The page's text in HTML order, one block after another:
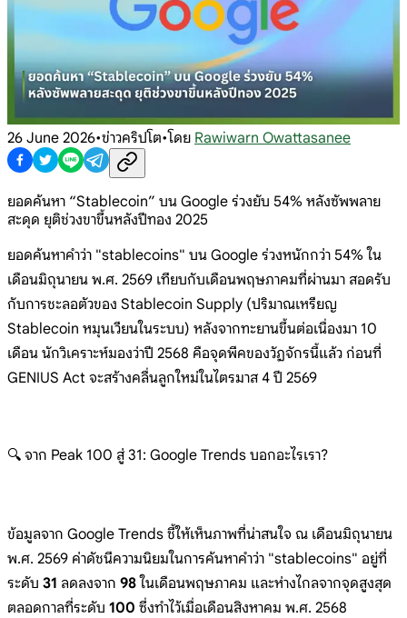
26 June 2026•ข่าวคริปโต•โดย Rawiwarn Owattasanee
ยอดค้นหา “Stablecoin” บน Google ร่วงยับ 54% หลังซัพพลาย
สะดุด ยุติช่วงขาขึ้นหลังปีทอง 2025
ยอดค้นหาคำว่า "stablecoins" บน Google ร่วงหนักกว่า 54% ใน
เดือนมิถุนายน พ.ศ. 2569 เทียบกับเดือนพฤษภาคมที่ผ่านมา สอดรับ
กับการชะลอตัวของ Stablecoin Supply (ปริมาณเหรียญ
Stablecoin หมุนเวียนในระบบ) หลังจากทะยานขึ้นต่อเนื่องมา 10
เดือน นักวิเคราะห์มองว่าปี 2568 คือจุดพีคของวัฏจักรนี้แล้ว ก่อนที่
GENIUS Act จะสร้างคลื่นลูกใหม่ในไตรมาส 4 ปี 2569
🔍 จาก Peak 100 สู่ 31: Google Trends บอกอะไรเรา?
ข้อมูลจาก Google Trends ชี้ให้เห็นภาพที่น่าสนใจ ณ เดือนมิถุนายน
พ.ศ. 2569 ค่าดัชนีความนิยมในการค้นหาคำว่า "stablecoins" อยู่ที่
ระดับ 31 ลดลงจาก 98ในเดือนพฤษภาคม และห่างไกลจากจุดสูงสุด
ตลอดกาลที่ระดับ 100 ซึ่งทำไว้เมื่อเดือนสิงหาคม พ.ศ. 2568